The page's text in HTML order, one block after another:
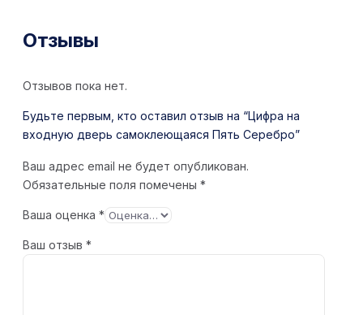
Отзывы
Отзывов пока нет.
Будьте первым, кто оставил отзыв на “Цифра на
входную дверь самоклеющаяся Пять Серебро”
Ваш адрес email не будет опубликован.
Обязательные поля помечены *
Ваша оценка *
Ваш отзыв *